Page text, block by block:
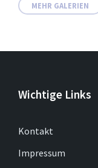
MEHR GALERIEN
Wichtige Links
Kontakt
Impressum